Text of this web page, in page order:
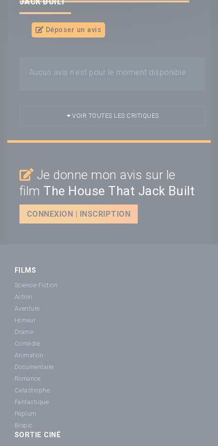
Déposer un avis
Aucun avis n'est pour le moment disponible.
VOIR TOUTES LES CRITIQUES
Je donne mon avis sur le
film The House That Jack Built
CONNEXION | INSCRIPTION
FILMS
Science-Fiction
Action
Aventure
Horreur
Drame
Comédie
Animation
Documentaire
Romance
Catastrophe
Fantastique
Péplum
Biopic
SORTIE CINÉ